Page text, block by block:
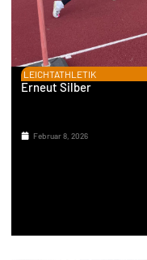
LEICHTATHLETIK
Erneut Silber
Februar 8, 2026